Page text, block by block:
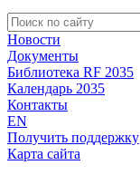
Новости
Документы
Библиотека RF 2035
Календарь 2035
Контакты
EN
Получить поддержку
Карта сайта